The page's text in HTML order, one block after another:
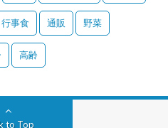
行事食 通販 野菜
高齢
to Top